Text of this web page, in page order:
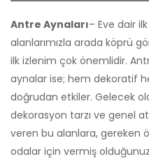
Antre Aynaları– Eve dair
alanlarımızla arada köprü
ilk izlenim çok önemlidir.
aynalar ise; hem dekoratif
doğrudan etkiler. Gelecek
dekorasyon tarzı ve genel
veren bu alanlara, gereken
odalar için vermiş